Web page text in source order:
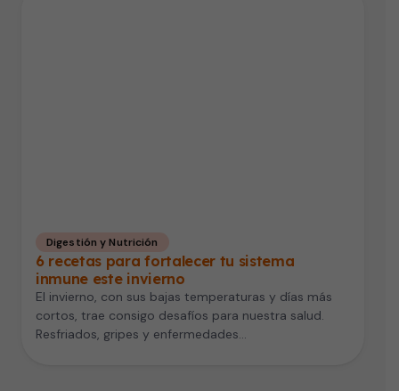
Digestión y Nutrición
6 recetas para fortalecer tu sistema
inmune este invierno
El invierno, con sus bajas temperaturas y días más
cortos, trae consigo desafíos para nuestra salud.
Resfriados, gripes y enfermedades…